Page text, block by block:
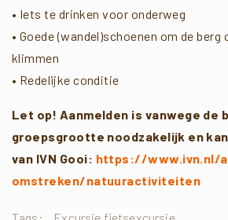
• Iets te drinken voor onderweg
• Goede (wandel)schoenen om de berg
klimmen
• Redelijke conditie
Let op! Aanmelden is vanwege de
groepsgrootte noodzakelijk en
van IVN Gooi: https://www.ivn.nl/
omstreken/natuuractiviteiten